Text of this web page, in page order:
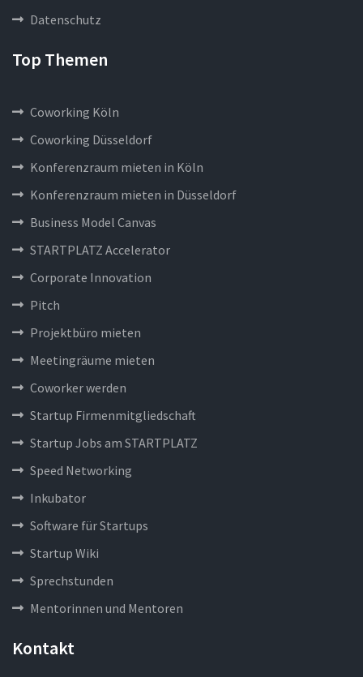
Datenschutz
Top Themen
Coworking Köln
Coworking Düsseldorf
Konferenzraum mieten in Köln
Konferenzraum mieten in Düsseldorf
Business Model Canvas
STARTPLATZ Accelerator
Corporate Innovation
Pitch
Projektbüro mieten
Meetingräume mieten
Coworker werden
Startup Firmenmitgliedschaft
Startup Jobs am STARTPLATZ
Speed Networking
Inkubator
Software für Startups
Startup Wiki
Sprechstunden
Mentorinnen und Mentoren
Kontakt